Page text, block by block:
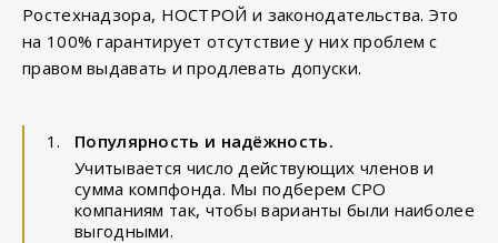
Ростехнадзора, НОСТРОЙ и законодательства. Это
на 100% гарантирует отсутствие у них проблем с
правом выдавать и продлевать допуски.
Популярность и надёжность.
Учитывается число действующих членов и
сумма компфонда. Мы подберем СРО
компаниям так, чтобы варианты были наиболее
выгодными.